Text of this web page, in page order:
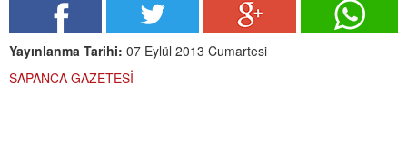
Yayınlanma Tarihi: 07 Eylül 2013 Cumartesi
SAPANCA GAZETESİ